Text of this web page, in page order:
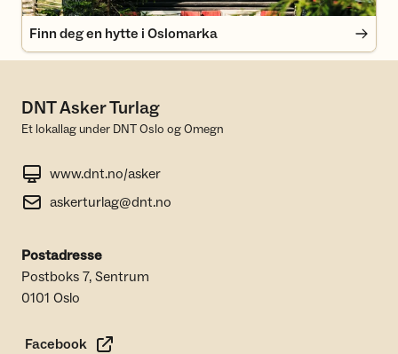
Finn deg en hytte i Oslomarka
DNT Asker Turlag
Et lokallag under DNT Oslo og Omegn
www.dnt.no/asker
askerturlag@dnt.no
Postadresse
Postboks 7, Sentrum
0101 Oslo
Facebook